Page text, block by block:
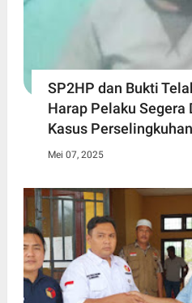
SP2HP dan Bukti
Harap Pelaku Segera
Kasus
Mei 07, 2025